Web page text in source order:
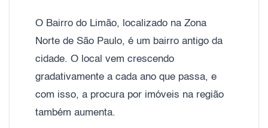
O Bairro do Limão, localizado na Zona
Norte de São Paulo, é um bairro antigo da
cidade. O local vem crescendo
gradativamente a cada ano que passa, e
com isso, a procura por imóveis na região
também aumenta.